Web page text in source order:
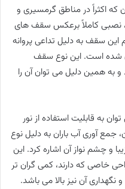
اکثراً در مناطق گرمسیری و
نصبی کاملاً برعکس سقف های
این سقف به دلیل تداعی پروانه
شده است. این نوع سقف
به همین دلیل می توان آن را
به قابلیت استفاده از نور
جمع آوری آب باران به دلیل نوع
و چشم نواز آن اشاره کرد. این
خاصی که دارند، کمی گران تر
آن نیز بالا می باشد.